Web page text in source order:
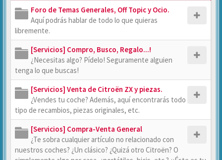
Foro de Temas Generales, Off Topic y Ocio.
Aquí podrás hablar de todo lo que quieras
libremente.
[Servicios] Compro, Busco, Regalo...!
¿Necesitas algo? Pídelo! Seguramente alguien
tenga lo que buscas!
[Servicios] Venta de Citroën ZX y piezas.
¿Vendes tu coche? Además, aquí encontrarás todo
tipo de recambios, piezas originales, etc.
[Servicios] Compra-Venta General
¿Te sobra cualquier artículo no relacionado con
nuestros coches? ¿Un clásico? ¿Quizá otro Citroën? O